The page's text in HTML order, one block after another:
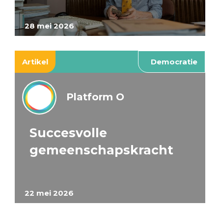
28 mei 2026
Artikel Democratie
22 mei 2026
Platform O
Succesvolle
gemeenschapskracht